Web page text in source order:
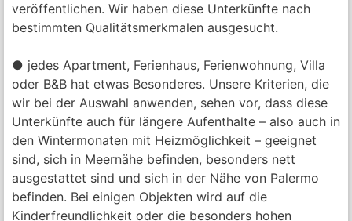
veröffentlichen. Wir haben diese Unterkünfte nach
bestimmten Qualitätsmerkmalen ausgesucht.
● jedes Apartment, Ferienhaus, Ferienwohnung, Villa
oder B&B hat etwas Besonderes. Unsere Kriterien, die
wir bei der Auswahl anwenden, sehen vor, dass diese
Unterkünfte auch für längere Aufenthalte – also auch in
den Wintermonaten mit Heizmöglichkeit – geeignet
sind, sich in Meernähe befinden, besonders nett
ausgestattet sind und sich in der Nähe von Palermo
befinden. Bei einigen Objekten wird auf die
Kinderfreundlichkeit oder die besonders hohen